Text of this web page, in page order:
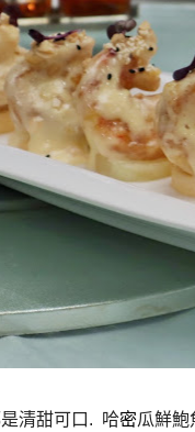
清甜可口 . 哈密瓜鮮鮑